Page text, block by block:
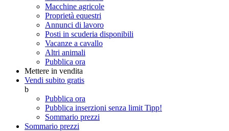
Macchine agricole
Proprietà equestri
Annunci di lavoro
Posti in scuderia disponibili
Vacanze a cavallo
Altri animali
Pubblica ora
Mettere in vendita
Vendi subito gratis
b
Pubblica ora
Pubblica inserzioni senza limit Tipp!
Sommario prezzi
Sommario prezzi